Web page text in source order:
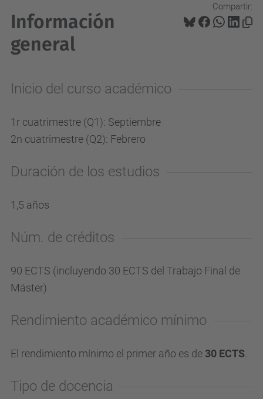
Compartir:
Información
general
Inicio del curso académico
1r cuatrimestre (Q1): Septiembre
2n cuatrimestre (Q2): Febrero
Duración de los estudios
1,5 años
Núm. de créditos
90 ECTS (incluyendo 30 ECTS del Trabajo Final de
Máster)
Rendimiento académico mínimo
El rendimiento mínimo el primer año es de 30 ECTS
Tipo de docencia